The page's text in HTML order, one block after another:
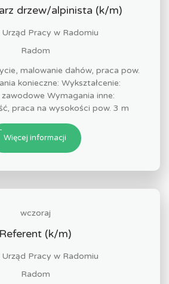
drzew/alpinista (k/m)
Urząd Pracy w Radomiu
Radom
malowanie dahów, praca pow.
konieczne: Wykształcenie:
Wymagania inne:
praca na wysokości pow. 3 m
Więcej informacji
wczoraj
Referent (k/m)
Urząd Pracy w Radomiu
Radom